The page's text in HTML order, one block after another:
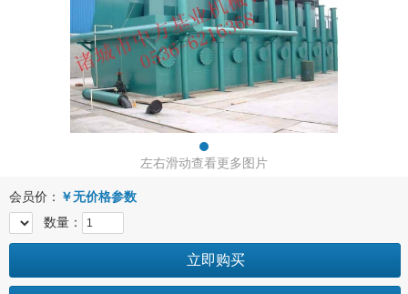
左右滑动查看更多图片
会员价： ￥无价格参数
数量：
立即购买